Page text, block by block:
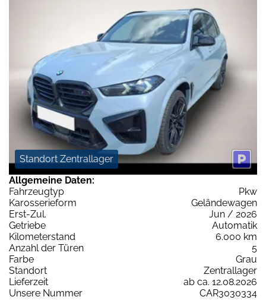
Standort Zentrallager
Allgemeine Daten:
Fahrzeugtyp
Pkw
Karosserieform
Geländewagen
Erst-Zul.
Jun / 2026
Getriebe
Automatik
Kilometerstand
6.000 km
Anzahl der Türen
5
Farbe
Grau
Standort
Zentrallager
Lieferzeit
ab ca. 12.08.2026
Unsere Nummer
CAR3030334